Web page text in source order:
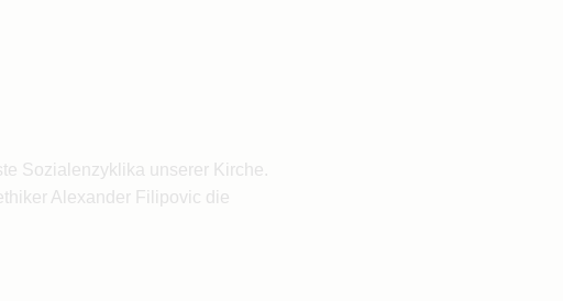
Sozialenzyklika unserer Kirche.
Alexander Filipovic die